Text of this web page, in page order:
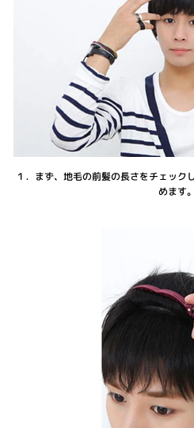
１．まず、地毛の前髪の長さをチェック
めます。